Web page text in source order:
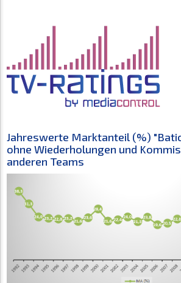
Jahreswerte Marktanteil (%)
ohne Wiederholungen und
anderen Teams